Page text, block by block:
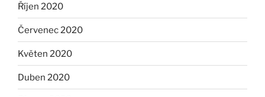
Říjen 2020
Červenec 2020
Květen 2020
Duben 2020